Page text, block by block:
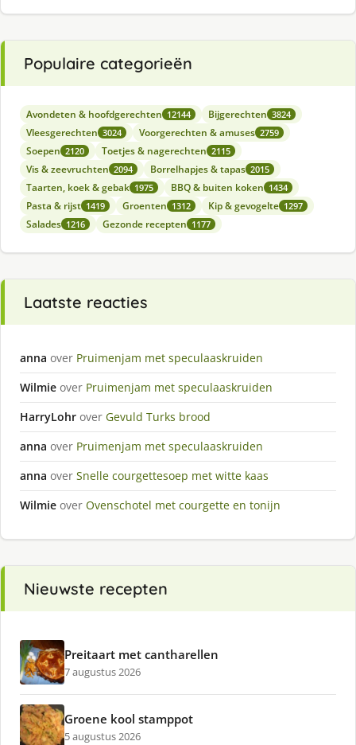
Populaire categorieën
Avondeten & hoofdgerechten 12144 Bijgerechten 3824
Vleesgerechten 3024 Voorgerechten & amuses 2759
Soepen 2120 Toetjes & nagerechten 2115
Vis & zeevruchten 2094 Borrelhapjes & tapas 2015
Taarten, koek & gebak 1975 BBQ & buiten koken 1434
Pasta & rijst 1419 Groenten 1312 Kip & gevogelte 1297
Salades 1216 Gezonde recepten 1177
Laatste reacties
anna over Pruimenjam met speculaaskruiden
Wilmie over Pruimenjam met speculaaskruiden
HarryLohr over Gevuld Turks brood
anna over Pruimenjam met speculaaskruiden
anna over Snelle courgettesoep met witte kaas
Wilmie over Ovenschotel met courgette en tonijn
Nieuwste recepten
Preitaart met cantharellen
7 augustus 2026
Groene kool stamppot
5 augustus 2026